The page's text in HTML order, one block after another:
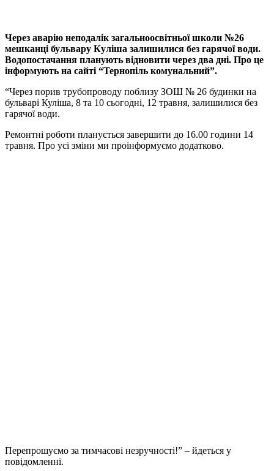
Через аварію неподалік загальноосвітньої школи №26
мешканці бульвару Куліша залишилися без гарячої води.
Водопостачання планують відновити через два дні. Про це
інформують на сайті “Тернопіль комунальний”.
“Через порив трубопроводу поблизу ЗОШ № 26 будинки на
бульварі Куліша, 8 та 10 сьогодні, 12 травня, залишилися без
гарячої води.
Ремонтні роботи планується завершити до 16.00 години 14
травня. Про усі зміни ми проінформуємо додатково.
Перепрошуємо за тимчасові незручності!” – йдеться у
повідомленні.